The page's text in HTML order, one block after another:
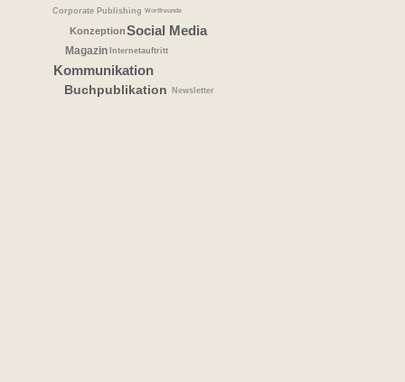
Corporate Publishing Wortfreunde
KonzeptionSocial Media
Magazin Internetauftritt
Kommunikation
Buchpublikation Newsletter